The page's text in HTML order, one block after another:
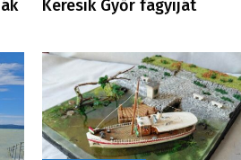
Keresik Győr fagyiját